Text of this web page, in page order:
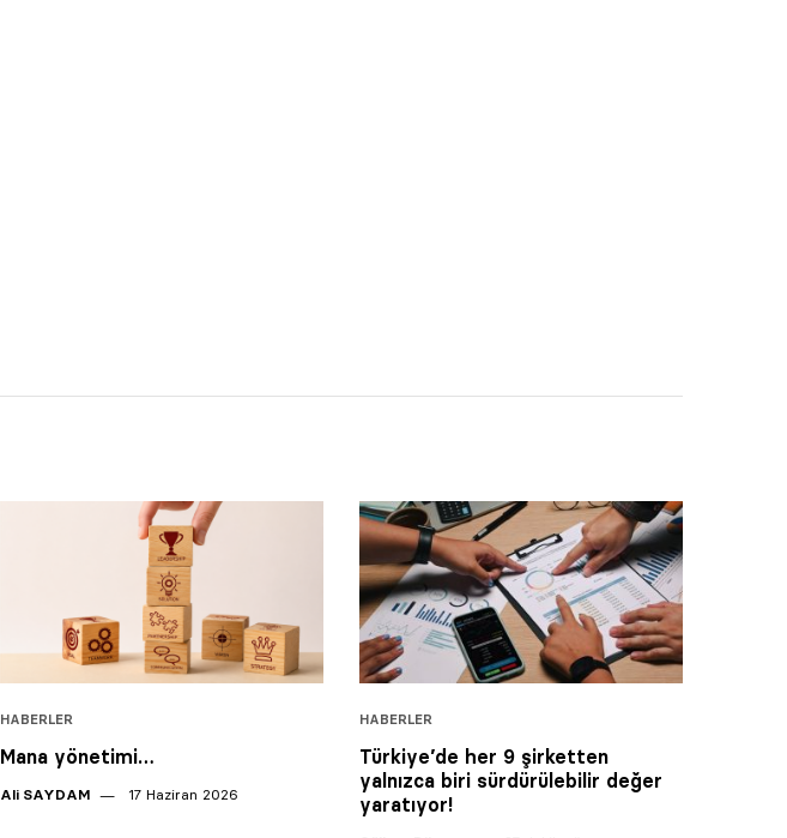
HABERLER
Mana yönetimi…
Ali SAYDAM 17 Haziran 2026
HABERLER
Türkiye’de her 9 şirketten
yalnızca biri sürdürülebilir değer
yaratıyor!